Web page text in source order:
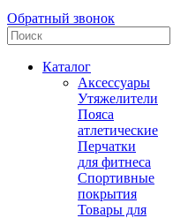
Обратный звонок
Каталог
Аксессуары
Утяжелители
Пояса
атлетические
Перчатки
для фитнеса
Спортивные
покрытия
Товары для